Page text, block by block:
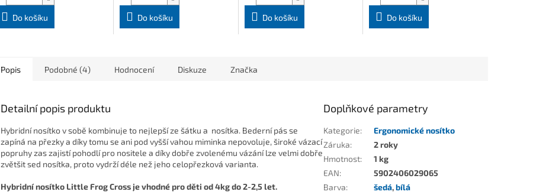
Do košíku Do košíku Do košíku Do košíku
Popis Podobné (4) Hodnocení Diskuze Značka
Detailní popis produktu
Hybridní nosítko v sobě kombinuje to nejlepší ze šátku a nosítka. Bederní pás se
zapíná na přezky a díky tomu se ani pod vyšší vahou miminka nepovoluje, široké vázací
popruhy zas zajistí pohodlí pro nositele a díky dobře zvolenému vázání lze velmi dobře
zvětšit sed nosítka, proto vydrží déle než jeho celopřezková varianta.
Hybridní nosítko Little Frog Cross je vhodné pro děti od 4kg do 2-2,5 let.
Doplňkové parametry
Kategorie:
Ergonomické nosítko
Záruka:
2 roky
Hmotnost:
1 kg
EAN:
5902406029065
Barva: šedá,bílá